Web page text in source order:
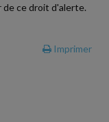
de ce droit d'alerte.
Imprimer